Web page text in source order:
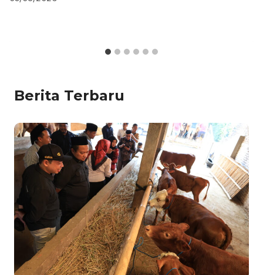
Berita Terbaru